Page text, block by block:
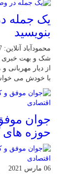
یک جمله
بنویسید
شک و بهت خبری
از دیار مهربانی
با خودش می
جوان
حوزه
06 مارس 2021